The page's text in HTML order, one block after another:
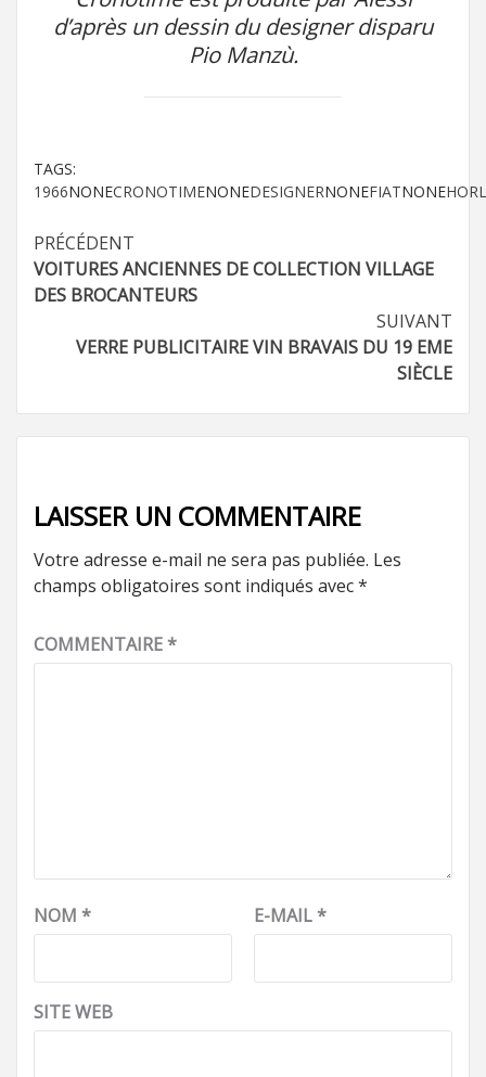
d’après un dessin du designer disparu
Pio Manzù.
TAGS:
1966NONECRONOTIMENONEDESIGNERNONEFIATNONE
Navigation
d’article
PRÉCÉDENT
VOITURES ANCIENNES DE COLLECTION VILLAGE
DES BROCANTEURS
SUIVANT
VERRE PUBLICITAIRE VIN BRAVAIS DU 19 EME
SIÈCLE
LAISSER UN COMMENTAIRE
Votre adresse e-mail ne sera pas publiée. Les
champs obligatoires sont indiqués avec*
COMMENTAIRE*
NOM * E-MAIL*
SITE WEB